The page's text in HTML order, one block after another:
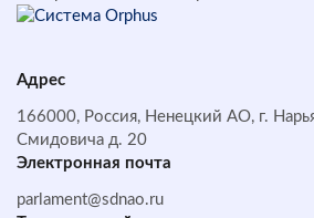
Адрес
166000, Россия, Ненецкий АО, г.
Смидовича д. 20
Электронная почта
parlament@sdnao.ru